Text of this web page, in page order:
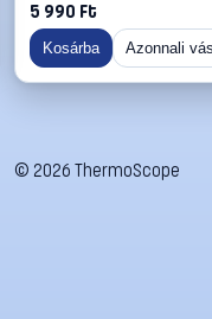
5 990 Ft
Kosárba Azonnali
© 2026 ThermoScope